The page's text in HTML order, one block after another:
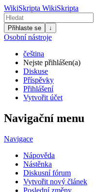
WikiSkripta WikiSkripta
Přihlaste se ↓
Osobní nástroje
čeština
Nejste přihlášen(a)
Diskuse
Příspěvky
Přihlášení
Vytvořit účet
Navigační menu
Navigace
Nápověda
Nástěnka
Diskusní fórum
Vytvořit nový článek
Poslední změny